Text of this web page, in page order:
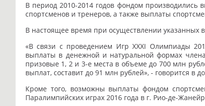
В период 2010-2014 годов фондом производились
спортсменов и тренеров, а также выплаты
В настоящее время при осуществлении указанных
«В связи с проведением Игр XXXI Олимпиады
выплаты в денежной и натуральной формах
призовые 1, 2 и 3-е места в объеме до 700 млн
выплат, составит до 91 млн рублей», - говорится в
Кроме того, возможны выплаты фондом
Паралимпийских играх 2016 года в г. Рио-де-